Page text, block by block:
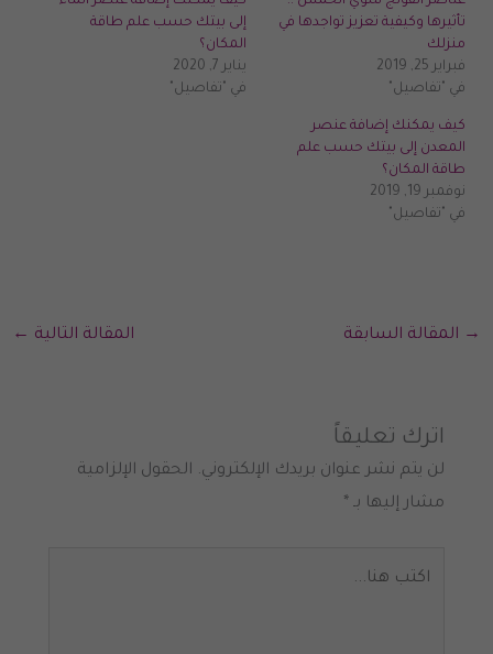
تأثيرها وكيفية تعزيز تواجدها في
منزلك
فبراير 25, 2019
في "تفاصيل"
إلى بيتك حسب علم طاقة
المكان؟
يناير 7, 2020
في "تفاصيل"
كيف يمكنك إضافة عنصر
المعدن إلى بيتك حسب علم
طاقة المكان؟
نوفمبر 19, 2019
في "تفاصيل"
→ المقالة السابقة المقالة التالية ←
اترك تعليقاً
لن يتم نشر عنوان بريدك الإلكتروني. الحقول الإلزامية
مشار إليها بـ *